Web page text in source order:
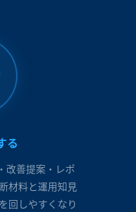
る
改善提案・レポ
材料と運用知見
回しやすくなり